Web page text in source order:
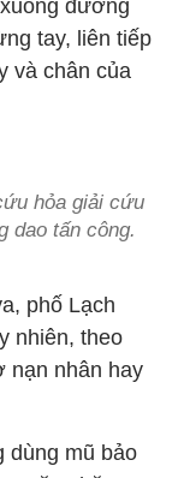
đường
tay, liên tiếp
và chân của
hỏa giải cứu
dao tấn công.
phố Lạch
nhiên, theo
nạn nhân hay
dùng mũ bảo